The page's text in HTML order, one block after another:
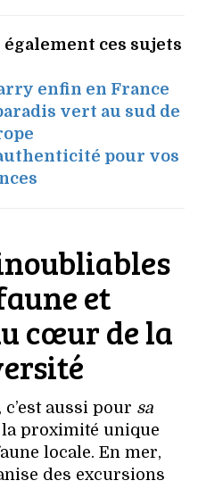
ces sujets
enfin en France
vert au sud de
pour vos
et
cœur de la
aussi pour sa
proximité unique
locale. En mer,
des excursions